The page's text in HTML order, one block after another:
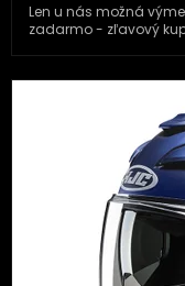
Len u nás možná
zadarmo - zľavový